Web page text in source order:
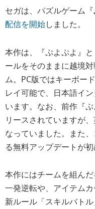
セガは、パズルゲーム『
配信を開始しました。
本作は、『ぷよぷよ』
ールをそのままに越境
ム。PC版ではキーボー
レイ可能で、日本語イ
います。なお、前作『
リースされていますが
なっていました。また
る無料アップデートが
本作にはチームを組ん
一発逆転や、アイテム
新ルール「スキルバト